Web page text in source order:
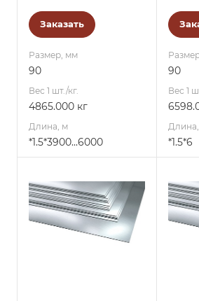
Заказать
Размер, мм
90
Вес 1 шт./кг.
4865.000 кг
Длина, м
*1.5*3900...6000
90
Вес 1
*1.5*6